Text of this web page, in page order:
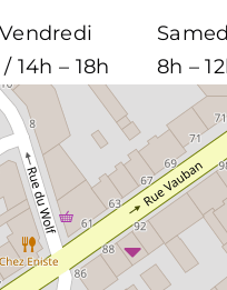
14h – 18h
8h –